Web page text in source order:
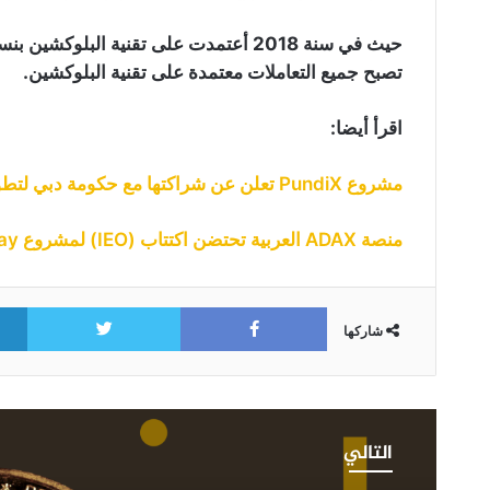
تصبح جميع التعاملات معتمدة على تقنية البلوكشين.
اقرأ أيضا:
مشروع PundiX تعلن عن شراكتها مع حكومة دبي لتطوير نظام المدفوعات الرقمية
منصة ADAX العربية تحتضن اكتتاب (IEO) لمشروع MenaPay
شاركها
Facebook
التاليمؤشرات
“Uniswap”